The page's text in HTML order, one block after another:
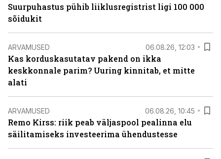
Suurpuhastus pühib liiklusregistrist ligi 100 000
sõidukit
ARVAMUSED 06.08.26, 12:03
Kas korduskasutatav pakend on ikka
keskkonnale parim? Uuring kinnitab, et mitte
alati
ARVAMUSED 06.08.26, 10:45
Remo Kirss: riik peab väljaspool pealinna elu
säilitamiseks investeerima ühendustesse